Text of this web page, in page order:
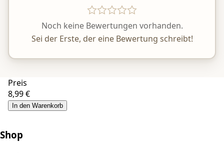
Noch keine Bewertungen vorhanden.
Sei der Erste, der eine Bewertung schreibt!
Preis
8,99 €
In den Warenkorb
Shop